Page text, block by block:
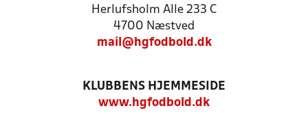
Herlufsholm Alle 233 C
4700 Næstved
mail@hgfodbold.dk
KLUBBENS HJEMMESIDE
www.hgfodbold.dk